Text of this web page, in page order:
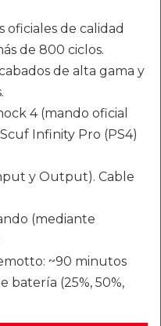
oficiales de calidad
de 800 ciclos.
de alta gama y
4 (mando oficial
Infinity Pro (PS4)
y Output). Cable
(mediante
~90 minutos
batería (25%, 50%,